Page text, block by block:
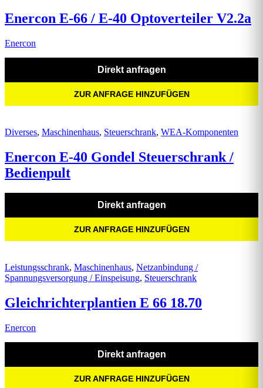
Enercon E-66 / E-40 Optoverteiler V2.2a
Enercon
Direkt anfragen
ZUR ANFRAGE HINZUFÜGEN
Diverses, Maschinenhaus, Steuerschrank, WEA-Komponenten
Enercon E-40 Gondel Steuerschrank /
Bedienpult
Direkt anfragen
ZUR ANFRAGE HINZUFÜGEN
Leistungsschrank, Maschinenhaus, Netzanbindung /
Spannungsversorgung / Einspeisung, Steuerschrank
Gleichrichterplantien E 66 18.70
Enercon
Direkt anfragen
ZUR ANFRAGE HINZUFÜGEN